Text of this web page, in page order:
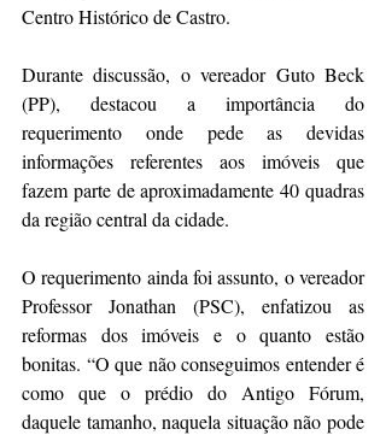
Centro Histórico de Castro.
Durante discussão, o vereador Guto Beck
(PP), destacou a importância do
requerimento onde pede as devidas
informações referentes aos imóveis que
fazem parte de aproximadamente 40 quadras
da região central da cidade.
O requerimento ainda foi assunto, o vereador
Professor Jonathan (PSC), enfatizou as
reformas dos imóveis e o quanto estão
bonitas. “O que não conseguimos entender é
como que o prédio do Antigo Fórum,
daquele tamanho, naquela situação não pode